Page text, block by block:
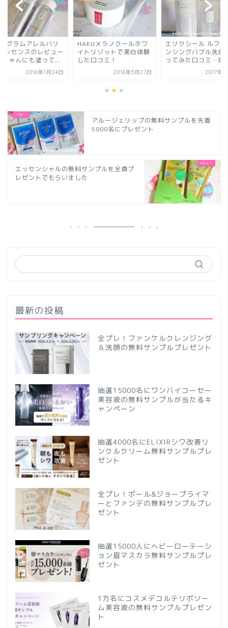
メラノクールホワ
リゾットで美白体験
口コミ！
2016年5月27日
エリクシール ルフレバラ
ンシングバブル洗顔を使
ってみた口コミ・感想
2017年8月5日
dプログラムアレル
ア エッセンスのレ
★赤ちゃんにも塗っ
2016年1
アルージェリップの無料サンプルを先着
5000名にプレゼント
エッセンシャルの無料サンプルを全員プ
レゼントでもらいました
最新の投稿
全プレ！ファンケルクレンジング
＆洗顔の無料サンプルプレゼント
抽選15000名にワンバイコーセー
美容液の無料サンプルが当たるキ
ャンペーン
抽選4000名にELIXIRシワ改善リ
ンクルクリーム無料サンプルプレ
ゼント
全プレ！ポール&ジョープライマ
ーとファンデの無料サンプルプレ
ゼント
抽選15000人にヘビーローテーシ
ョン眉マスカラ無料サンプルプレ
ゼント
1万名にコスメデコルテリポソー
ム美容液の無料サンプルプレゼン
ト